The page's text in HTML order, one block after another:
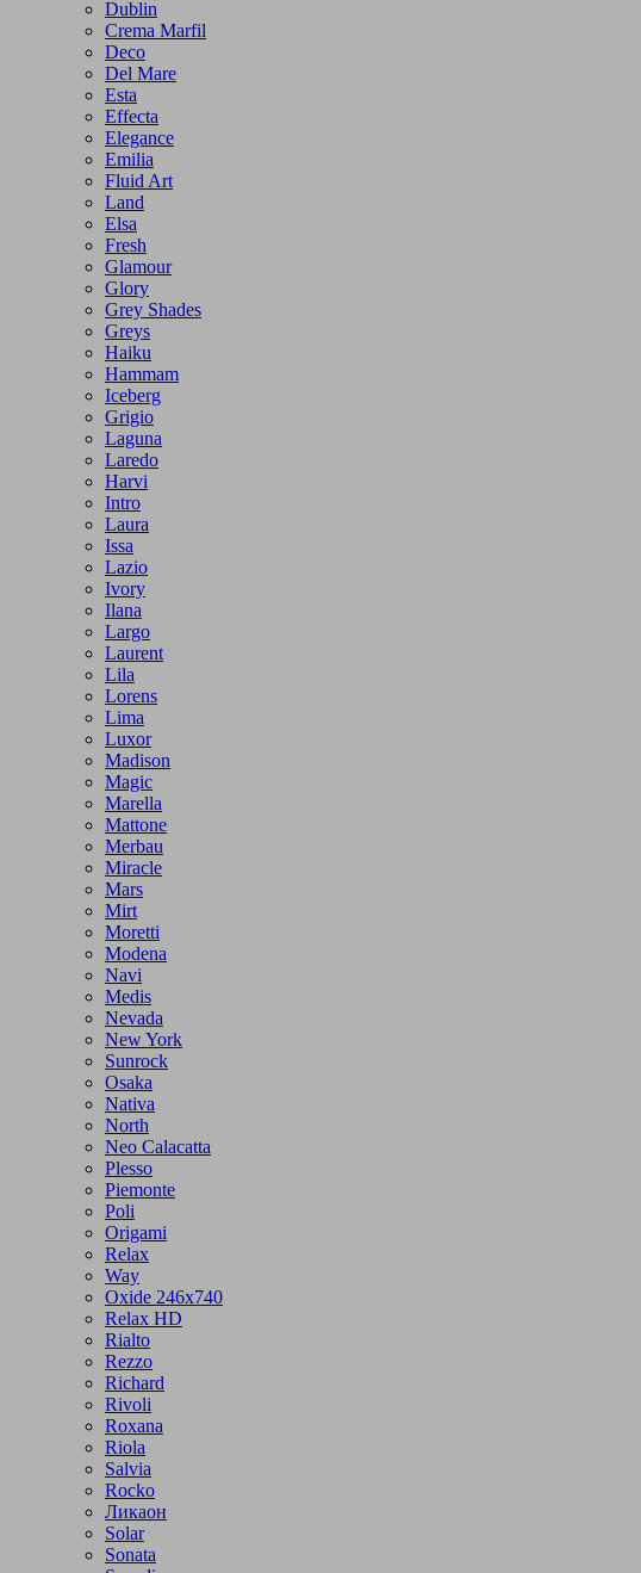
Dublin
Crema Marfil
Deco
Del Mare
Esta
Effecta
Elegance
Emilia
Fluid Art
Land
Elsa
Fresh
Glamour
Glory
Grey Shades
Greys
Haiku
Hammam
Iceberg
Grigio
Laguna
Laredo
Harvi
Intro
Laura
Issa
Lazio
Ivory
Ilana
Largo
Laurent
Lila
Lorens
Lima
Luxor
Madison
Magic
Marella
Mattone
Merbau
Miracle
Mars
Mirt
Moretti
Modena
Navi
Medis
Nevada
New York
Sunrock
Osaka
Nativa
North
Neo Calacatta
Plesso
Piemonte
Poli
Origami
Relax
Way
Oxide 246x740
Relax HD
Rialto
Rezzo
Richard
Rivoli
Roxana
Riola
Salvia
Rocko
Ликаон
Solar
Sonata